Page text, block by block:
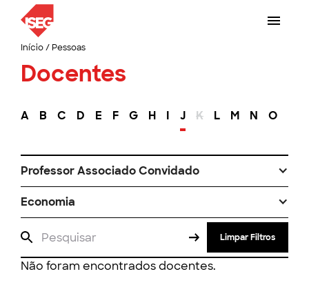
Início/ Pessoas
Docentes
A B C D E F G H I J K L M N O
Professor Associado Convidado
Economia
Limpar Filtros
Não foram encontrados docentes.